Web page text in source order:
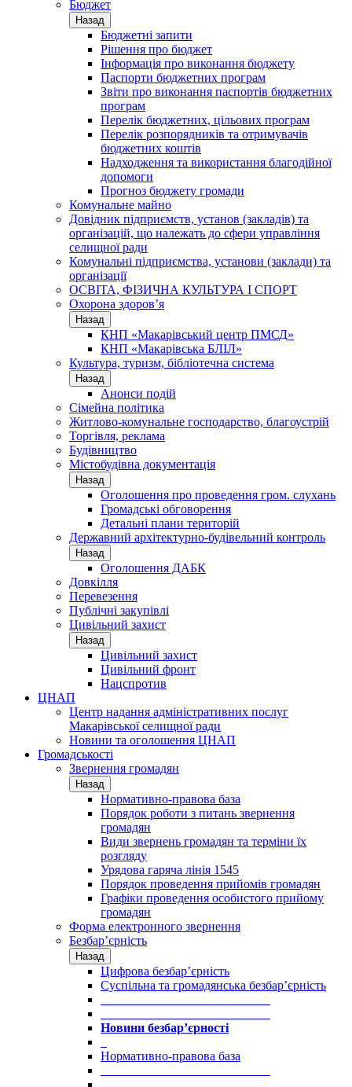
Бюджет
Назад
Бюджетні запити
Рішення про бюджет
Інформація про виконання бюджету
Паспорти бюджетних програм
Звіти про виконання паспортів бюджетних
програм
Перелік бюджетних, цільових програм
Перелік розпорядників та отримувачів
бюджетних коштів
Надходження та використання благодійної
допомоги
Прогноз бюджету громади
Комунальне майно
Довідник підприємств, установ (закладів) та
організацій, що належать до сфери управління
селищної ради
Комунальні підприємства, установи (заклади) та
організації
ОСВІТА, ФІЗИЧНА КУЛЬТУРА І СПОРТ
Охорона здоров’я
Назад
КНП «Макарівський центр ПМСД»
КНП «Макарівська БЛІЛ»
Культура, туризм, бібліотечна система
Назад
Анонси подій
Сімейна політика
Житлово-комунальне господарство, благоустрій
Торгівля, реклама
Будівництво
Містобудівна документація
Назад
Оголошення про проведення гром. слухань
Громадські обговорення
Детальні плани територій
Державний архітектурно-будівельний контроль
Назад
Оголошення ДАБК
Довкілля
Перевезення
Публічні закупівлі
Цивільний захист
Назад
Цивільний захист
Цивільний фронт
Нацспротив
ЦНАП
Центр надання адміністративних послуг
Макарівської селищної ради
Новини та оголошення ЦНАП
Громадськості
Звернення громадян
Назад
Нормативно-правова база
Порядок роботи з питань звернення
громадян
Види звернень громадян та терміни їх
розгляду
Урядова гаряча лінія 1545
Порядок проведення прийомів громадян
Графіки проведення особистого прийому
громадян
Форма електронного звернення
Безбар’єрність
Назад
Цифрова безбар’єрність
Суспільна та громадянська безбар’єрність
Новини безбар’єрності
Нормативно-правова база